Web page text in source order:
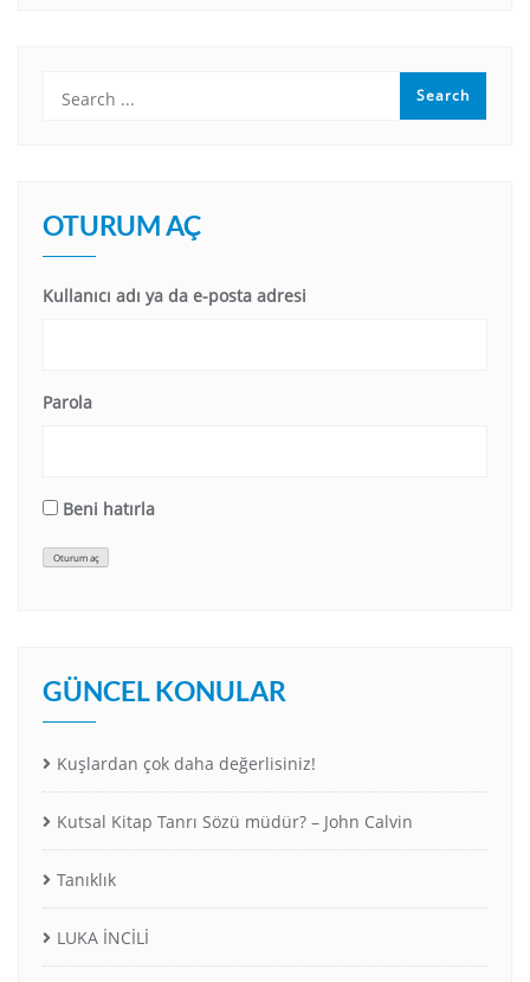
OTURUM AÇ
Kullanıcı adı ya da e-posta adresi
Parola
Beni hatırla
Oturum aç
GÜNCEL KONULAR
Kuşlardan çok daha değerlisiniz!
Kutsal Kitap Tanrı Sözü müdür? – John Calvin
Tanıklık
LUKA İNCİLİ